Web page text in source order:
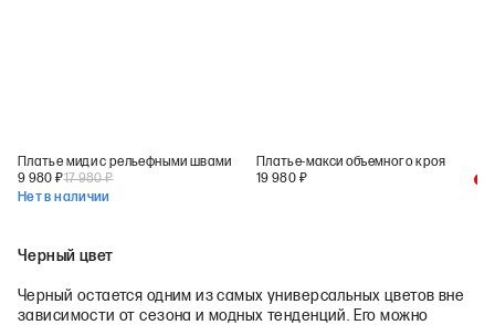
Платье миди с рельефными швами
9 980 ₽17 980₽
Нет в наличии
Платье-макси объемного кроя
19 980 ₽
Черный цвет
Черный остается одним из самых универсальных цветов вне
зависимости от сезона и модных тенденций. Его можно